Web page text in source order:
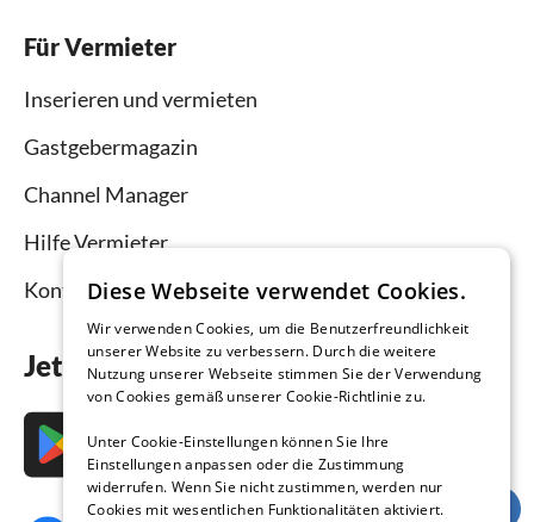
Für Vermieter
Inserieren und vermieten
Gastgebermagazin
Channel Manager
Hilfe Vermieter
Kontakt
Jetzt die App downloaden
Diese Webseite verwendet Cookies.
Wir verwenden Cookies, um die Benutzerfreundlichkeit
unserer Website zu verbessern. Durch die weitere
Nutzung unserer Webseite stimmen Sie der Verwendung
von Cookies gemäß unserer Cookie-Richtlinie zu.
Unter Cookie-Einstellungen können Sie Ihre
Einstellungen anpassen oder die Zustimmung
widerrufen. Wenn Sie nicht zustimmen, werden nur
Cookies mit wesentlichen Funktionalitäten aktiviert.